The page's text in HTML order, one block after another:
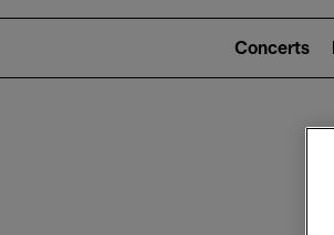
2)
Concerts